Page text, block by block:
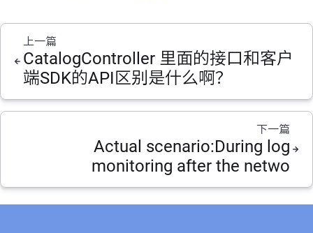
上一篇
CatalogController 里面的接口和客户
端SDK的API区别是什么啊？
下一篇
Actual scenario:During log
monitoring after the netwo